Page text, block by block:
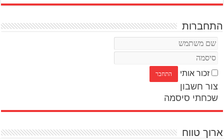
התחברות
זכור אותי
צור חשבון
שכחתי סיסמה
ארוך טווח